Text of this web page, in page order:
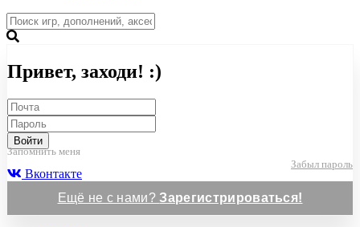
Привет, заходи! :)
Войти
Запомнить меня
Забыл пароль
Вконтакте
Ещё не с нами?Зарегистрироваться!